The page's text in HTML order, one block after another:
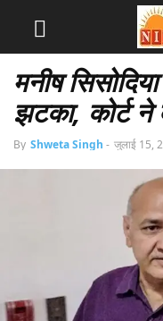
मनीष
झटका, कोर्ट ने
By Shweta Singh - जुलाई 15,